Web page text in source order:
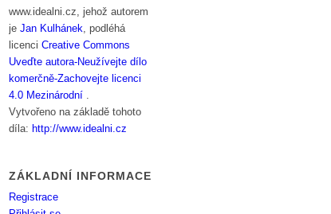
www.idealni.cz, jehož autorem
jeJan Kulhánek, podléhá
licenciCreative Commons
Uveďte autora-Neužívejte dílo
komerčně-Zachovejte licenci
4.0 Mezinárodní .
Vytvořeno na základě tohoto
díla: http://www.idealni.cz
ZÁKLADNÍ INFORMACE
Registrace